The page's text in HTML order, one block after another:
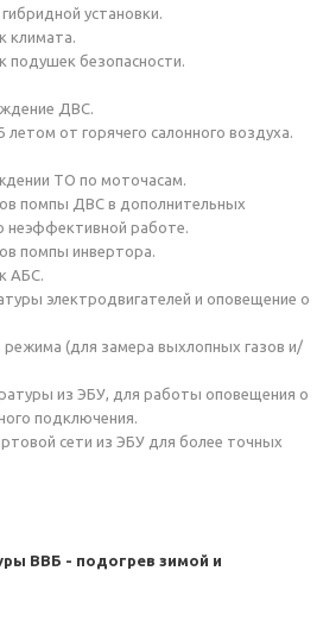
установки.
климата.
безопасности.
ДВС.
от горячего салонного воздуха.
ТО по моточасам.
помпы ДВС в дополнительных
неэффективной работе.
помпы инвертора.
АБС.
электродвигателей и оповещение о
(для замера выхлопных газов и/
из ЭБУ, для работы оповещения о
подключения.
сети из ЭБУ для более точных
ВВБ - подогрев зимой и